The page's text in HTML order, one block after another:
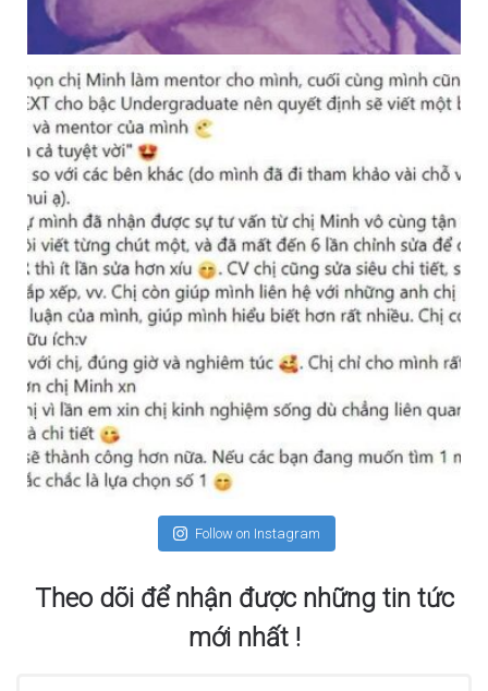
Follow on Instagram
Theo dõi để nhận được những tin tức
mới nhất !